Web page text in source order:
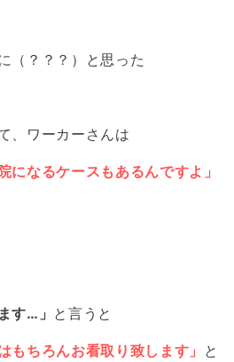
（？？？）と思った
、ワーカーさんは
になるケースもあるんですよ」
す…」 と言うと
もちろんお看取り致します」 と